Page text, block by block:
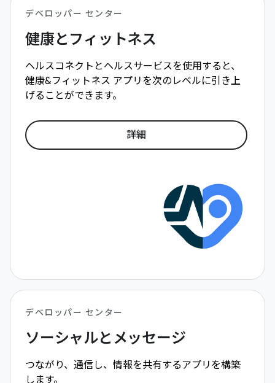
デベロッパー センター
健康とフィットネス
ヘルスコネクトとヘルスサービスを使用すると、
健康&フィットネス アプリを次のレベルに引き上
げることができます。
詳細
デベロッパー センター
ソーシャルとメッセージ
つながり、通信し、情報を共有するアプリを構築
します。